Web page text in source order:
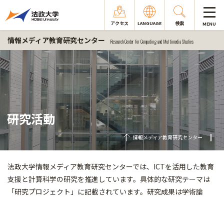
アクセス LANGUAGE 検索 MENU
情報メディア教育研究センター Research Center for Computing and Multimedia Studies
研究活動
情報メディア教育研究センター
法政大学情報メディア教育研究センターでは、ICTを活用した教育
支援と計算科学の研究を推進しています。具体的な研究テーマは
「研究プロジェクト」に記載されています。研究成果は学術論